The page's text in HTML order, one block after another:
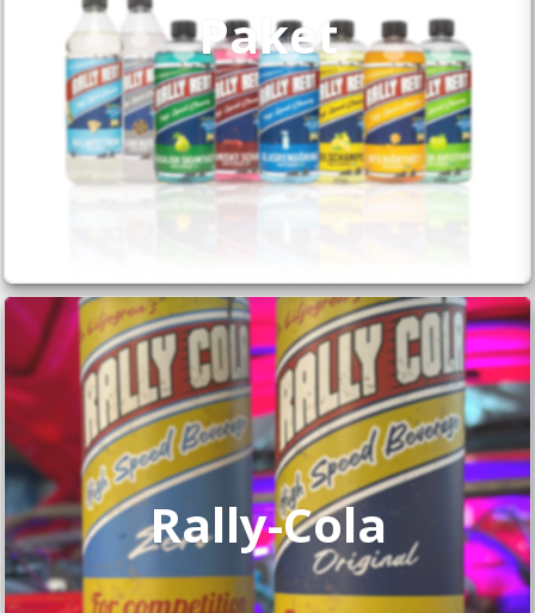
Paket
Rally-Cola